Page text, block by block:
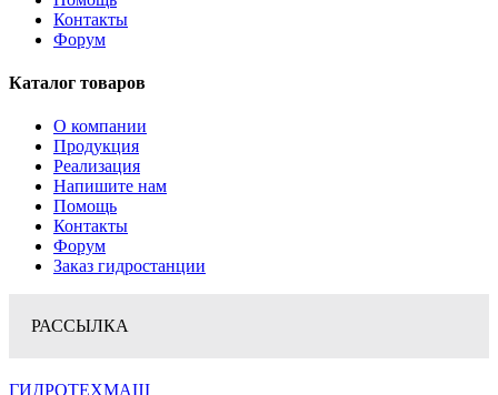
Контакты
Форум
Каталог товаров
О компании
Продукция
Реализация
Напишите нам
Помощь
Контакты
Форум
Заказ гидростанции
РАССЫЛКА
ГИДРОТЕХМАШ